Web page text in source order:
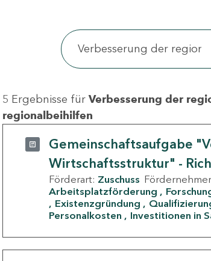
5 Ergebnisse für Verbesserung der
regionalbeihilfen
Gemeinschaftsaufgabe
Wirtschaftsstruktur" -
Förderart: Zuschuss
Arbeitsplatzförderung
Existenzgründung
Personalkosten
Investitionen in